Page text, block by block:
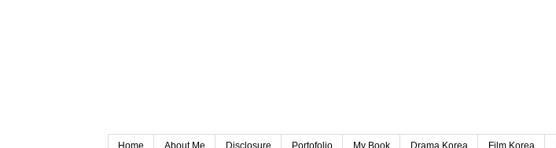
Home About Me Disclosure Portofolio My Book Drama Korea Film Korea